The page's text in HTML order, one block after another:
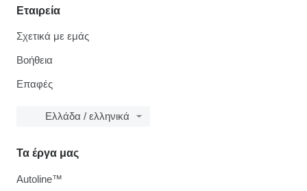
Εταιρεία
Σχετικά με εμάς
Βοήθεια
Επαφές
Ελλάδα / ελληνικά
Τα έργα μας
Autoline™